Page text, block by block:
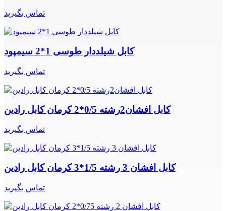
تماس بگیرید
کابل شیلددار طوسی 1*2 سیمپود
تماس بگیرید
کابل افشان2رشته 0/5*2 کرمان کابل رادین
تماس بگیرید
کابل افشان 3 رشته 1/5*3 کرمان کابل رادین
تماس بگیرید